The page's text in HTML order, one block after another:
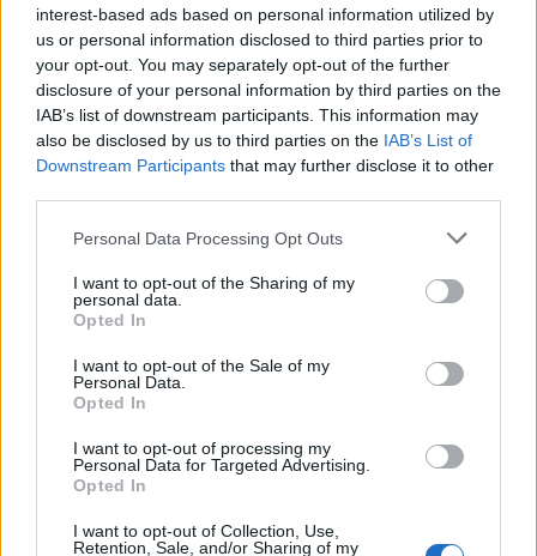
interest-based ads based on personal information utilized by
us or personal information disclosed to third parties prior to
your opt-out. You may separately opt-out of the further
disclosure of your personal information by third parties on the
IAB’s list of downstream participants. This information may
also be disclosed by us to third parties on the IAB’s List of
Downstream Participants that may further disclose it to other
Personal Data Processing Opt Outs
I want to opt-out of the Sharing of my
personal data.
Opted In
I want to opt-out of the Sale of my
Personal Data.
Opted In
I want to opt-out of processing my
Personal Data for Targeted Advertising.
Opted In
I want to opt-out of Collection, Use,
Retention, Sale, and/or Sharing of my
je výslovně zakázáno bez předchozího písemného souhlasu ze
strany ČTK.
Dále čtěte |
Čtyři roky po velkém požáru v
České Švýcarsku: spontánní
obnova zeleně, nová
infrastruktura i pokročilý
Německým hasičům se po
týdnu podařilo uhasit požár v
Lesní požár ve Španělsku již